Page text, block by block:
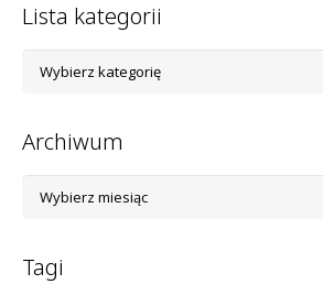
Lista kategorii
kategorii
Archiwum
Tagi